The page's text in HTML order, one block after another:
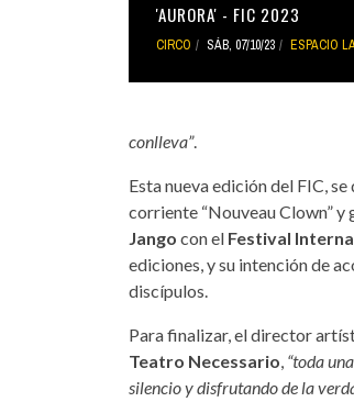
'AURORA' - FIC 2023
CIRCO SÁB, 07/10/23 ESPACIO
conlleva”.
Esta nueva edición del FIC, se
corriente “Nouveau Clown”
Jango con el Festival
ediciones, y su intención de
discípulos.
Para finalizar, el director
Teatro Necessario “toda
silencio y disfrutando de la